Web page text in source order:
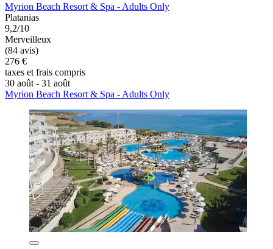
Myrion Beach Resort & Spa - Adults Only
Platanias
9,2/10
Merveilleux
(84 avis)
276 €
taxes et frais compris
30 août - 31 août
Myrion Beach Resort & Spa - Adults Only